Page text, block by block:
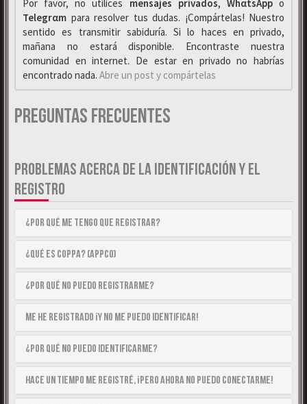
Por favor, no utilices mensajes privados, WhαtsAppo
Telegrαm para resolver tus dudas. ¡Compártelas! Nuestro
sentido es transmitir sabiduría. Si lo haces en privado,
mañana no estará disponible. Encontraste nuestra
comunidad en internet. De estar en privado no habrías
encontrado nada. Abre un post y compártelas
Preguntas Frecuentes
PROBLEMAS ACERCA DE LA IDENTIFICACIÓN Y EL
REGISTRO
¿Por qué me tengo que registrar?
¿Qué es COPPA? (APPCO)
¿Por qué no puedo registrarme?
Me he registrado ¡y no me puedo identificar!
¿Por qué no puedo identificarme?
Hace un tiempo me registré, ¡pero ahora no puedo conectarme!